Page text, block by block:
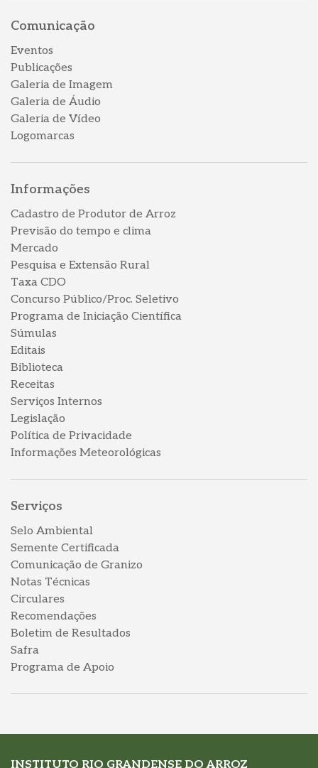
Comunicação
Eventos
Publicações
Galeria de Imagem
Galeria de Áudio
Galeria de Vídeo
Logomarcas
Informações
Cadastro de Produtor de Arroz
Previsão do tempo e clima
Mercado
Pesquisa e Extensão Rural
Taxa CDO
Concurso Público/Proc. Seletivo
Programa de Iniciação Científica
Súmulas
Editais
Biblioteca
Receitas
Serviços Internos
Legislação
Política de Privacidade
Informações Meteorológicas
Serviços
Selo Ambiental
Semente Certificada
Comunicação de Granizo
Notas Técnicas
Circulares
Recomendações
Boletim de Resultados
Safra
Programa de Apoio
INSTITUTO RIO GRANDENSE DO ARROZ